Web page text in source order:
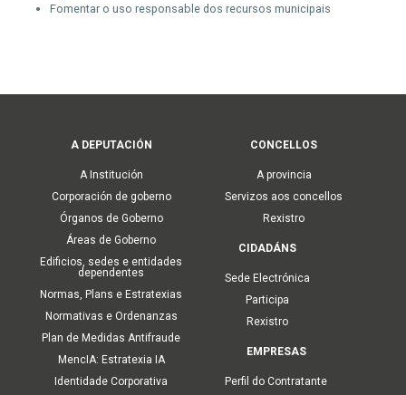
Fomentar o uso responsable dos recursos municipais
navigation
A DEPUTACIÓN
A Institución
Corporación de goberno
Órganos de Goberno
Áreas de Goberno
Edificios, sedes e entidades
dependentes
Normas, Plans e Estratexias
Normativas e Ordenanzas
Plan de Medidas Antifraude
MencIA: Estratexia IA
Identidade Corporativa
CONCELLOS
A provincia
Servizos aos concellos
Rexistro
CIDADÁNS
Sede Electrónica
Participa
Rexistro
EMPRESAS
Perfil do Contratante